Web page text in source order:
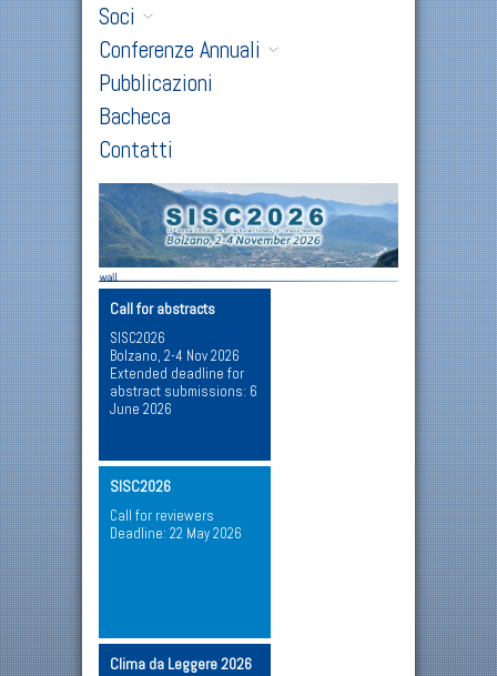
Soci
Conferenze Annuali
Pubblicazioni
Bacheca
Contatti
Call for abstracts
SISC2026
Bolzano, 2-4 Nov 2026
Extended deadline for
abstract submissions: 6
June 2026
SISC2026
Call for reviewers
Deadline: 22 May 2026
Clima da Leggere 2026